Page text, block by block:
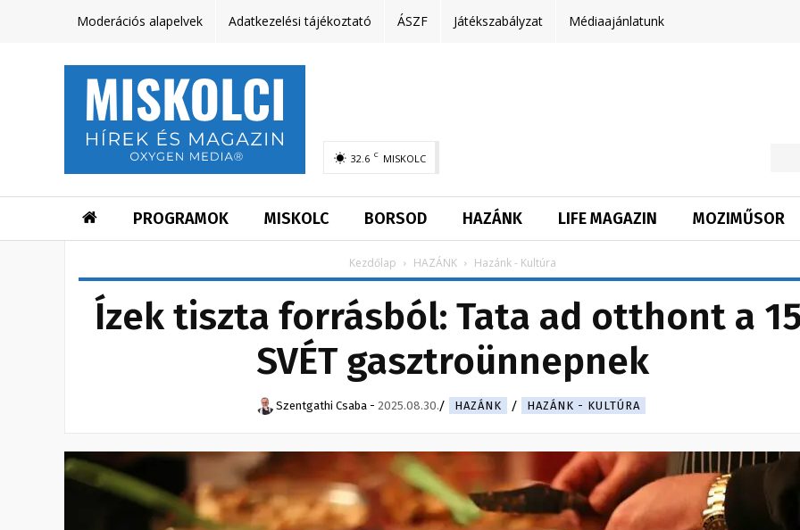
Moderációs alapelvek Adatkezelési tájékoztató ÁSZF Játékszabályzat Médiaajánlatunk
32.6 C MISKOLC
PROGRAMOK MISKOLC BORSOD HAZÁNK LIFE MAGAZIN MOZIMŰSOR
Kezdőlap HAZÁNK Hazánk - Kultúra
Ízek tiszta forrásból: Tata ad otthont a
SVÉT gasztroünnepnek
Szentgathi Csaba - 2025.08.30. HAZÁNK HAZÁNK - KULTÚRA